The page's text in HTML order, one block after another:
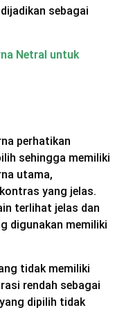
sebagai
Netral untuk
perhatikan
sehingga memiliki
utama,
yang jelas.
terlihat jelas dan
digunakan memiliki
tidak memiliki
rendah sebagai
dipilih tidak